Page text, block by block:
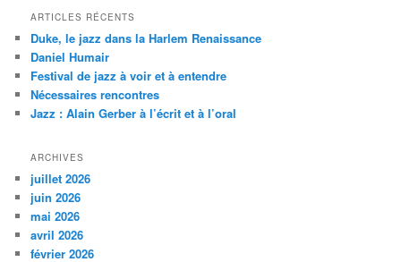
h
r
c
h
e
ARTICLES RÉCENTS
Duke, le jazz dans la Harlem Renaissance
Daniel Humair
Festival de jazz à voir et à entendre
Nécessaires rencontres
Jazz : Alain Gerber à l’écrit et à l’oral
ARCHIVES
juillet 2026
juin 2026
mai 2026
avril 2026
février 2026